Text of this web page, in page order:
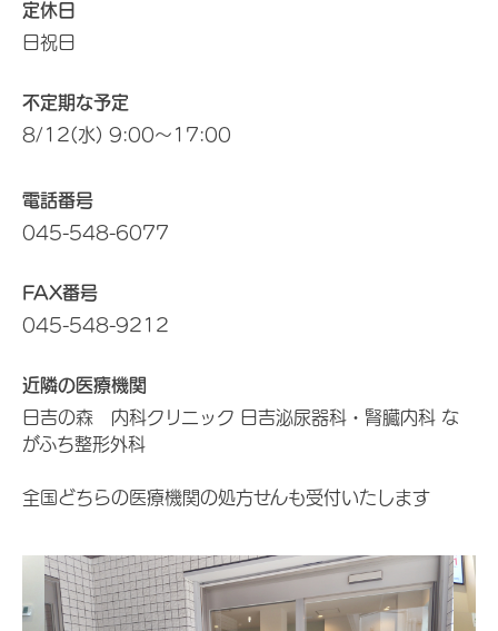
定休日
日祝日
不定期な予定
8/12(水) 9:00～17:00
電話番号
045-548-6077
FAX番号
045-548-9212
近隣の医療機関
日吉の森 内科クリニック 日吉泌尿器科・腎臓内科 な
がふち整形外科
全国どちらの医療機関の処方せんも受付いたします